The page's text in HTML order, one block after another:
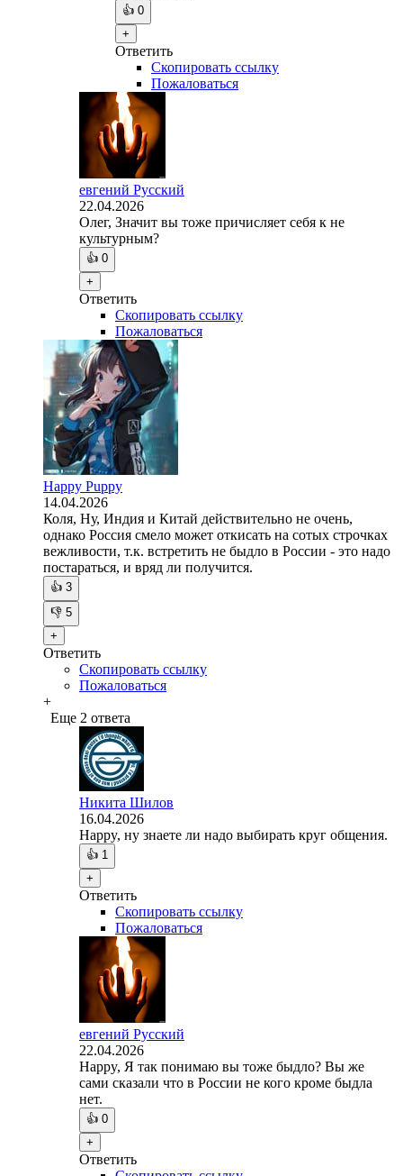
👍 0
+
Ответить
Скопировать ссылку
Пожаловаться
евгений Русский
22.04.2026
Олег, Значит вы тоже причисляет себя к не
культурным?
👍 0
+
Ответить
Скопировать ссылку
Пожаловаться
Happy Puppy
14.04.2026
Коля, Ну, Индия и Китай действительно не очень,
однако Россия смело может откисать на сотых строчках
вежливости, т.к. встретить не быдло в России - это надо
постараться, и вряд ли получится.
👍 3
👎 5
+
Ответить
Скопировать ссылку
Пожаловаться
+
Еще 2 ответа
Никита Шилов
16.04.2026
Happy, ну знаете ли надо выбирать круг общения.
👍 1
+
Ответить
Скопировать ссылку
Пожаловаться
евгений Русский
22.04.2026
Happy, Я так понимаю вы тоже быдло? Вы же
сами сказали что в России не кого кроме быдла
нет.
👍 0
+
Ответить